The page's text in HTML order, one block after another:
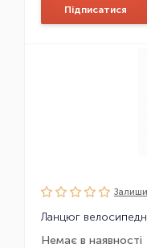
Підписатися
Немає в наявності